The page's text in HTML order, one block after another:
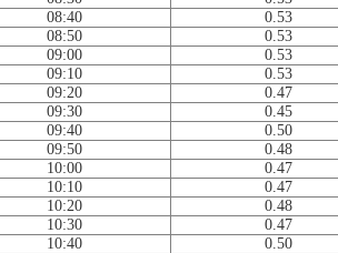
08:40
0.53
08:50
0.53
09:00
0.53
09:10
0.53
09:20
0.47
09:30
0.45
09:40
0.50
09:50
0.48
10:00
0.47
10:10
0.47
10:20
0.48
10:30
0.47
10:40
0.50